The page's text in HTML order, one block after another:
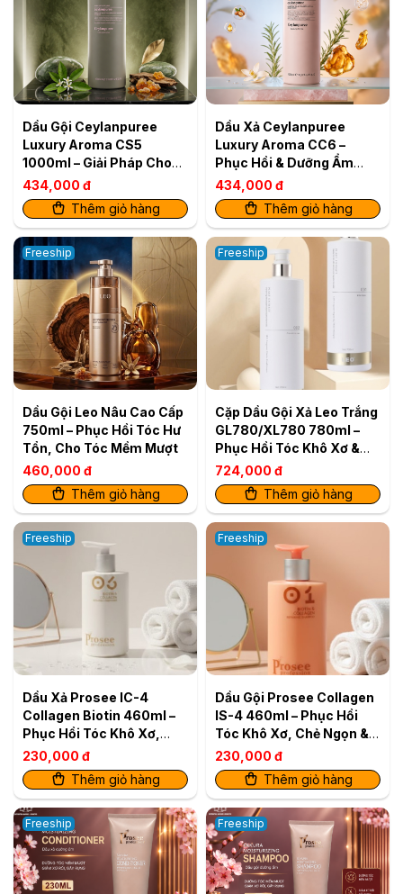
Dầu Gội Ceylanpuree
Luxury Aroma CS5
1000ml – Giải Pháp Cho
Da Đầu Gàu Ngứa, Tóc
Khô Xơ
434,000 đ
Thêm giỏ hàng
Dầu Xả Ceylanpuree
Luxury Aroma CC6 –
Phục Hồi & Dưỡng Ẩm
Cho Mái Tóc Mềm Mượt
Chuẩn Salon Xuất bản
Bán lẻ
434,000 đ
Thêm giỏ hàng
Freeship
Dầu Gội Leo Nâu Cao Cấp
750ml – Phục Hồi Tóc Hư
Tổn, Cho Tóc Mềm Mượt
460,000 đ
Thêm giỏ hàng
Freeship
Cặp Dầu Gội Xả Leo Trắng
GL780/XL780 780ml –
Phục Hồi Tóc Khô Xơ &
Tăng Độ Bóng Mượt
724,000 đ
Thêm giỏ hàng
Freeship
Dầu Xả Prosee IC-4
Collagen Biotin 460ml –
Phục Hồi Tóc Khô Xơ,
Giảm Gãy Rụng
230,000 đ
Thêm giỏ hàng
Freeship
Dầu Gội Prosee Collagen
IS-4 460ml – Phục Hồi
Tóc Khô Xơ, Chẻ Ngọn &
Gãy Rụng
230,000 đ
Thêm giỏ hàng
Freeship Freeship